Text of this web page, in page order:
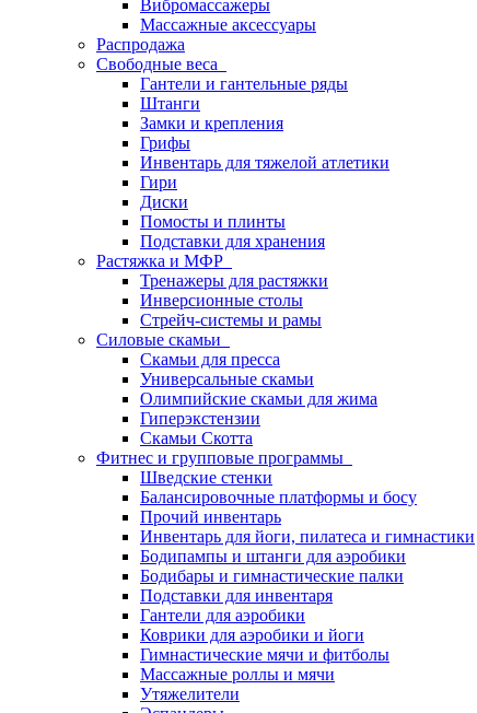
Вибромассажеры
Массажные аксессуары
Распродажа
Свободные веса
Гантели и гантельные ряды
Штанги
Замки и крепления
Грифы
Инвентарь для тяжелой атлетики
Гири
Диски
Помосты и плинты
Подставки для хранения
Растяжка и МФР
Тренажеры для растяжки
Инверсионные столы
Стрейч-системы и рамы
Силовые скамьи
Скамьи для пресса
Универсальные скамьи
Олимпийские скамьи для жима
Гиперэкстензии
Скамьи Скотта
Фитнес и групповые программы
Шведские стенки
Балансировочные платформы и босу
Прочий инвентарь
Инвентарь для йоги, пилатеса и гимнастики
Бодипампы и штанги для аэробики
Бодибары и гимнастические палки
Подставки для инвентаря
Гантели для аэробики
Коврики для аэробики и йоги
Гимнастические мячи и фитболы
Массажные роллы и мячи
Утяжелители